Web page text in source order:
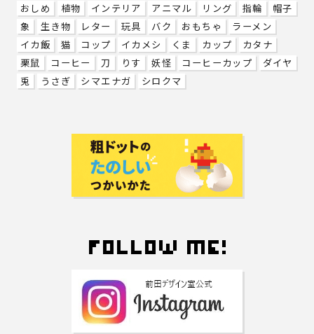
おしめ
植物 インテリア アニマル リング 指輪
帽子
象
生き物 レター 玩具 バク おもちゃ
ラーメン
イカ飯
猫 コップ イカメシ くま カップ
カタナ
栗鼠
コーヒー 刀 りす 妖怪 コーヒーカップ
ダイヤ
兎
うさぎ シマエナガ シロクマ